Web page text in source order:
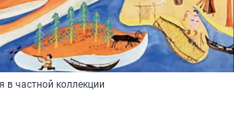
в частной коллекции